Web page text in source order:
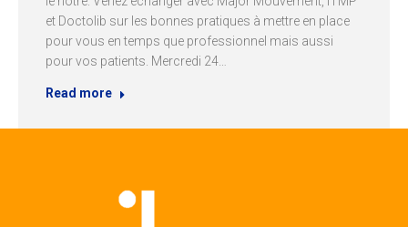
et Doctolib sur les bonnes pratiques à mettre en place
pour vous en temps que professionnel mais aussi
pour vos patients. Mercredi 24…
Read more